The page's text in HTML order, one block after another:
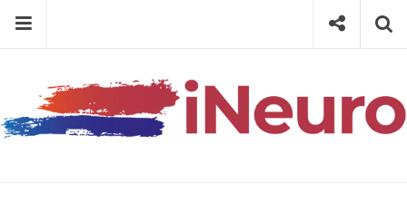
content
Menu
then
press
Type your search keyword, and press enter to search
Social